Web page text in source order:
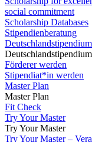
social commitment
Scholarship Databases
Stipendienberatung
Deutschlandstipendium
Deutschlandstipendium
Förderer werden
Stipendiat*in werden
Master Plan
Master Plan
Fit Check
Try Your Master
Try Your Master
Try Your Master –